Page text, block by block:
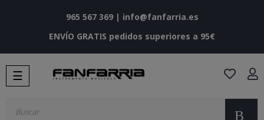
965 567 369| info@fanfarria.es
ENVÍO GRATIS pedidos superiores a 95€
Navegación
de
☰